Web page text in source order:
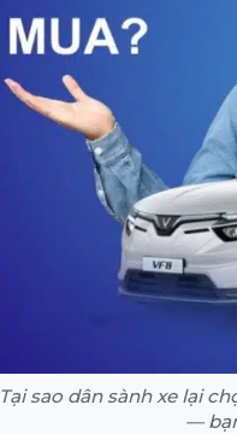
Tại sao dân sành xe lại
—